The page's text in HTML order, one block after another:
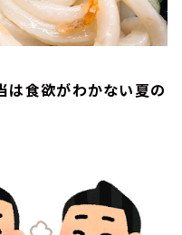
は食欲がわかない夏の